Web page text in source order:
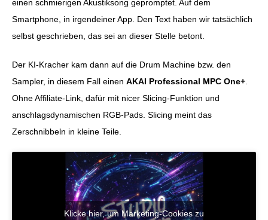
einen schmierigen Akustiksong gepromptet. Auf dem
Smartphone, in irgendeiner App. Den Text haben wir tatsächlich
selbst geschrieben, das sei an dieser Stelle betont.
Der KI-Kracher kam dann auf die Drum Machine bzw. den
Sampler, in diesem Fall einen AKAI Professional MPC One+
Ohne Affiliate-Link, dafür mit nicer Slicing-Funktion und
anschlagsdynamischen RGB-Pads. Slicing meint das
Zerschnibbeln in kleine Teile.
Klicke hier, um Marketing-Cookies zu